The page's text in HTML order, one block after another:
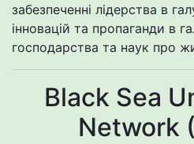
забезпеченні лідерства в
інновацій та пропаганди в
господарства та наук про
Black Sea
Network